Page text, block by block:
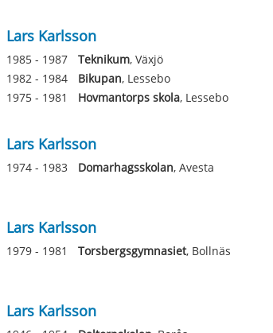
Lars Karlsson
1985 - 1987 Teknikum, Växjö
1982 - 1984
Bikupan, Lessebo
1975 - 1981
Hovmantorps skola, Lessebo
Lars Karlsson
1974 - 1983 Domarhagsskolan, Avesta
Lars Karlsson
1979 - 1981 Torsbergsgymnasiet, Bollnäs
Lars Karlsson